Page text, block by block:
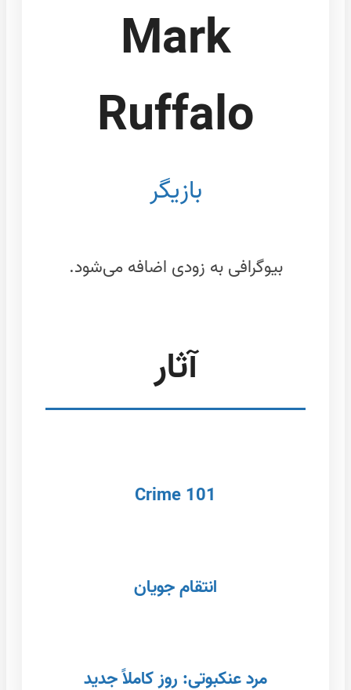
Mark
Ruffalo
بازیگر
بیوگرافی به زودی اضافه می‌شود.
آثار
Crime 101
انتقام جویان
مرد عنکبوتی: روز کاملاً جدید